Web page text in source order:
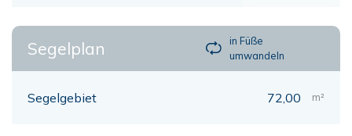
Segelplan
in Füße
umwandeln
Segelgebiet 72,00 m²